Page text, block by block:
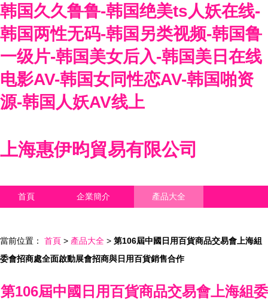
韩国久久鲁鲁-韩国绝美ts人妖在线-
韩国两性无码-韩国另类视频-韩国鲁
一级片-韩国美女后入-韩国美日在线
电影AV-韩国女同性恋AV-韩国啪资
源-韩国人妖AV线上
上海惠伊昀貿易有限公司
首頁 企業簡介 產品大全
當前位置： 首頁 > 產品大全 > 第106屆中國日用百貨商品交易會上海組
委會招商處全面啟動展會招商與日用百貨銷售合作
第106屆中國日用百貨商品交易會上海組委